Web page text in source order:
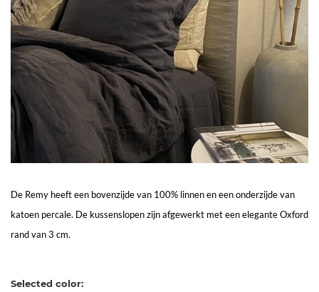
Living
Sale
Mijn
Account
Klantenservice
De Remy heeft een bovenzijde van 100% linnen en een onderzijde van
katoen percale. De kussenslopen zijn afgewerkt met een elegante Oxford
rand van 3 cm.
Selected color: